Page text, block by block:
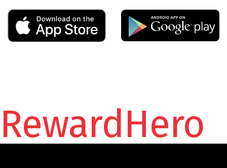
RewardHero